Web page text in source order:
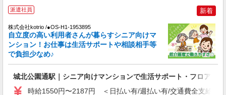
派遣社員
株式会社kotrio /●OS-H1-1510551
NEW
≪都島区≫綺麗な職場で働きたい方必見！高
齢者マンションSTAFF
通費全支給(ガソリン代含む)＞
派遣社員 新着
株式会社kotrio /●OS-H1-1953895
自立度の高い利用者さんが暮らすシニア向けマ
ンション！お仕事は生活サポートや相談相手等
で負担少なめ♪
城北公園通駅｜シニア向けマンションで生活サポート・フロア巡回
時給1550円〜2187円 ＜日払い有/週払い有/交通費全支給(ガ